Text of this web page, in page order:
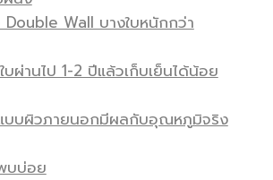
Double Wall บางใบหนักกว่า
บผ่านไป 1-2 ปีแล้วเก็บเย็นได้น้อย
บบผิวภายนอกมีผลกับอุณหภูมิจริง
บบ่อย